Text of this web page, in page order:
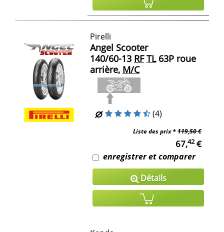
Pirelli
Angel Scooter
140/60-13 RF TL63P roue
arrière, M/C
(4)
Liste des prix *119,50 €
67,42€
enregistrer et comparer
Détails